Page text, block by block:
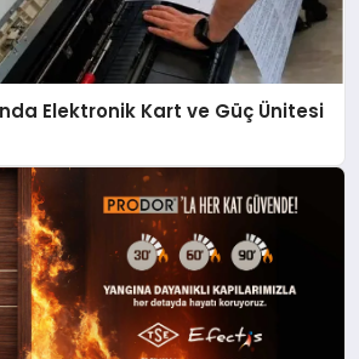
Elektronik Kart ve Güç Ünitesi